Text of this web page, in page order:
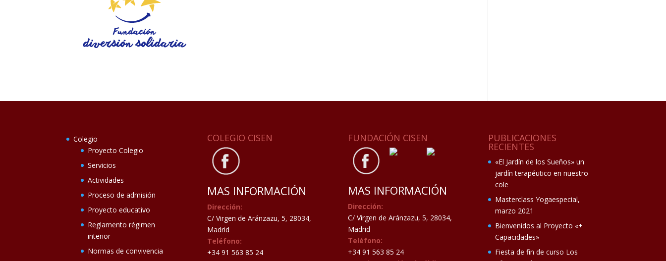
Colegio
Proyecto Colegio
Servicios
Actividades
Proceso de admisión
Proyecto educativo
Reglamento régimen
interior
Normas de convivencia
COLEGIO CISEN
MAS INFORMACIÓN
Dirección:
C/ Virgen de Aránzazu, 5, 28034,
Madrid
Teléfono:
+34 91 563 85 24
FUNDACIÓN CISEN
MAS INFORMACIÓN
Dirección:
C/ Virgen de Aránzazu, 5, 28034,
Madrid
Teléfono:
+34 91 563 85 24
PUBLICACIONES
RECIENTES
«El Jardín de los Sueños» un
jardín terapéutico en nuestro
cole
Masterclass Yogaespecial,
marzo 2021
Bienvenidos al Proyecto «+
Capacidades»
Fiesta de fin de curso Los